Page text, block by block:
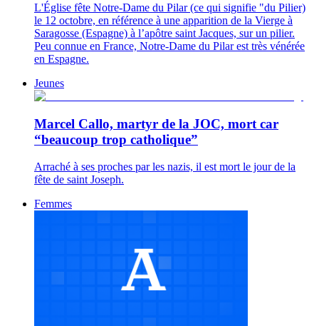
L'Église fête Notre-Dame du Pilar (ce qui signifie "du Pilier)
le 12 octobre, en référence à une apparition de la Vierge à
Saragosse (Espagne) à l’apôtre saint Jacques, sur un pilier.
Peu connue en France, Notre-Dame du Pilar est très vénérée
en Espagne.
Jeunes
Marcel Callo, martyr de la JOC, mort car
“beaucoup trop catholique”
Arraché à ses proches par les nazis, il est mort le jour de la
fête de saint Joseph.
Femmes